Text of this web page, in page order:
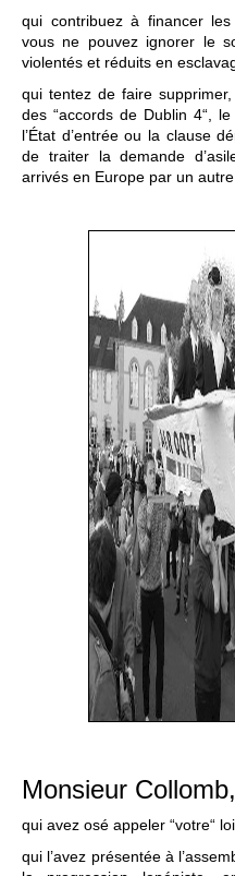
qui contribuez à financer
vous ne pouvez ignorer le
violentés et réduits en
qui tentez de faire
des “accords de Dublin 4“,
l’État d’entrée ou la clause
de traiter la demande
arrivés en Europe par un
Monsieur Collomb,
qui avez osé appeler “votre“
qui l’avez présentée à